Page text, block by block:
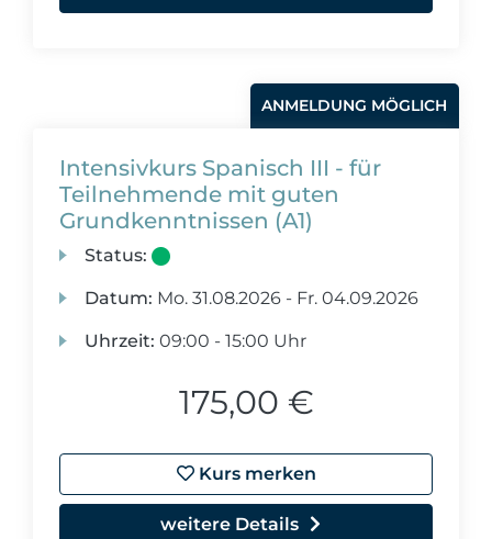
ANMELDUNG MÖGLICH
Intensivkurs Spanisch III - für
Teilnehmende mit guten
Grundkenntnissen (A1)
Status:
Datum: Mo. 31.08.2026 - Fr. 04.09.2026
Uhrzeit: 09:00 - 15:00 Uhr
175,00 €
Kurs merken
weitere Details